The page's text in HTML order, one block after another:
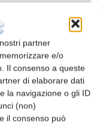
partner
e/o
Il consenso a queste
di elaborare dati
la navigazione o gli ID
(non)
il consenso può